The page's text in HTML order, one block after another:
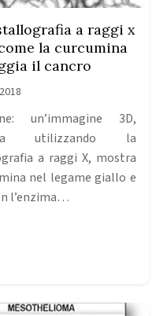
a raggi x
la curcumina
il cancro
un’immagine 3D,
utilizzando la
a raggi X, mostra
nel legame giallo e
l’enzima…